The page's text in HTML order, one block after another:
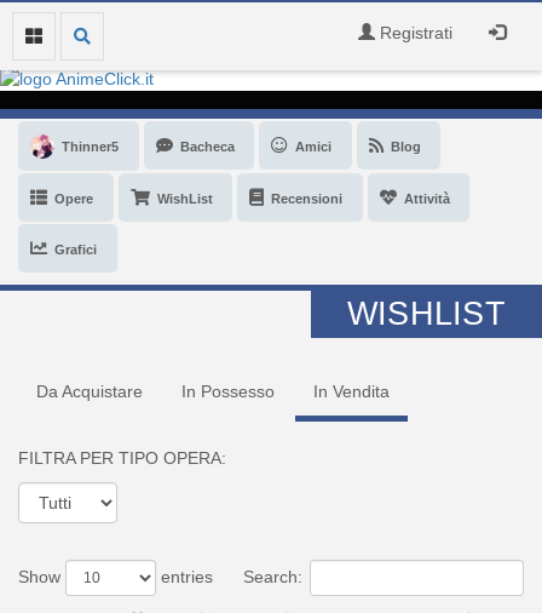
Registrati
Thinner5 Bacheca Amici Blog
Opere WishList Recensioni Attività
Grafici
WISHLIST
Da Acquistare In Possesso In Vendita
FILTRA PER TIPO OPERA:
Show entries Search: